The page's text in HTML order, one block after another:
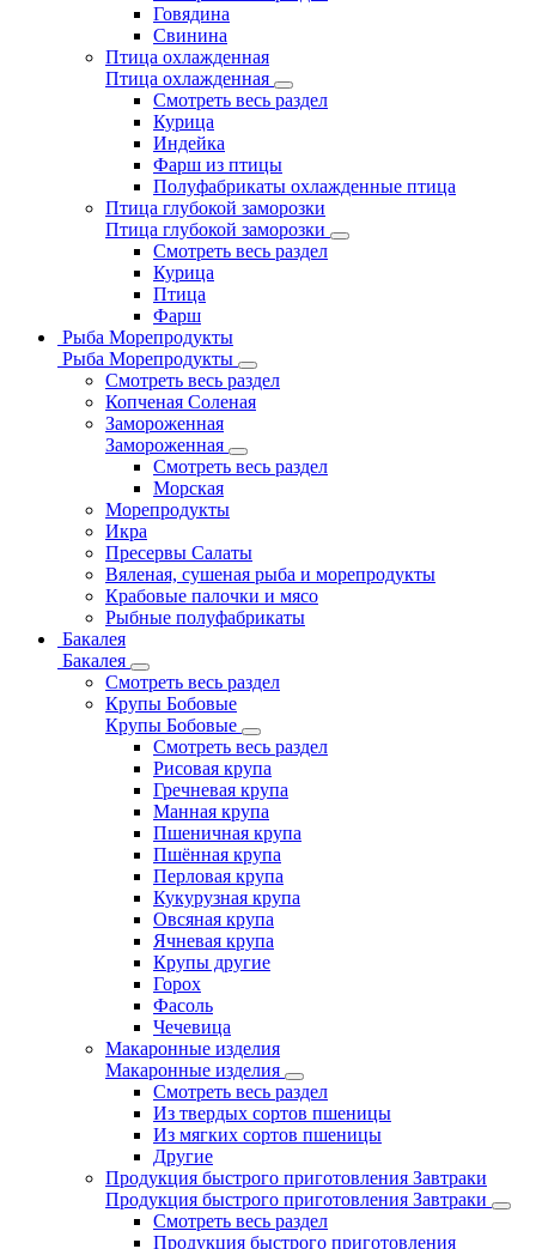
Говядина
Свинина
Птица охлажденная
Птица охлажденная
Смотреть весь раздел
Курица
Индейка
Фарш из птицы
Полуфабрикаты охлажденные птица
Птица глубокой заморозки
Птица глубокой заморозки
Смотреть весь раздел
Курица
Птица
Фарш
Рыба Морепродукты
Рыба Морепродукты
Смотреть весь раздел
Копченая Соленая
Замороженная
Замороженная
Смотреть весь раздел
Морская
Морепродукты
Икра
Пресервы Салаты
Вяленая, сушеная рыба и морепродукты
Крабовые палочки и мясо
Рыбные полуфабрикаты
Бакалея
Бакалея
Смотреть весь раздел
Крупы Бобовые
Крупы Бобовые
Смотреть весь раздел
Рисовая крупа
Гречневая крупа
Манная крупа
Пшеничная крупа
Пшённая крупа
Перловая крупа
Кукурузная крупа
Овсяная крупа
Ячневая крупа
Крупы другие
Горох
Фасоль
Чечевица
Макаронные изделия
Макаронные изделия
Смотреть весь раздел
Из твердых сортов пшеницы
Из мягких сортов пшеницы
Другие
Продукция быстрого приготовления Завтраки
Продукция быстрого приготовления Завтраки
Смотреть весь раздел
Продукция быстрого приготовления